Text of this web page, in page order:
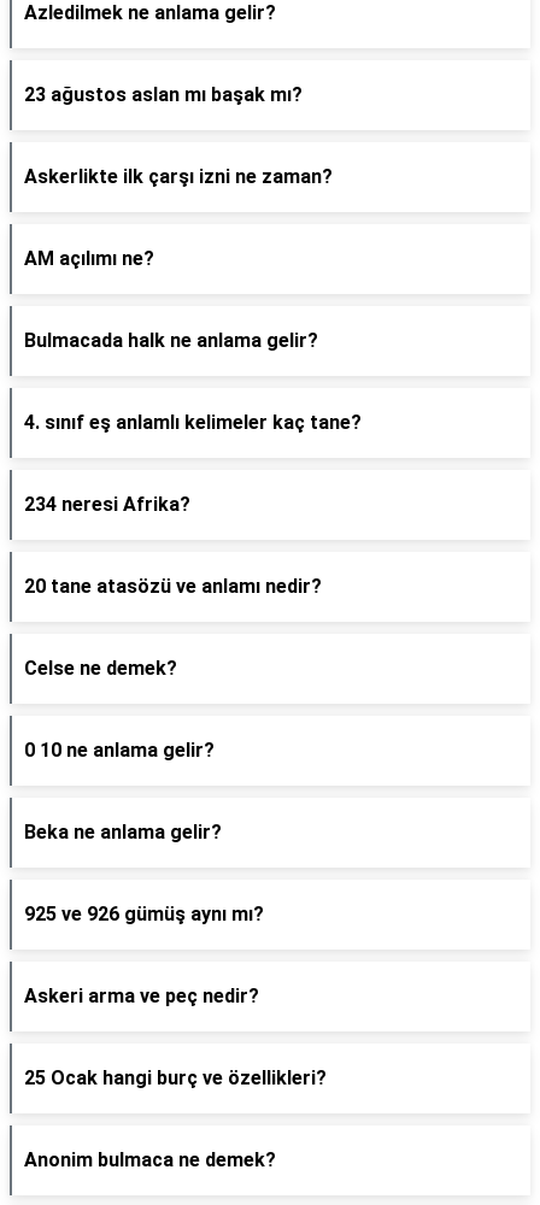
Azledilmek ne anlama gelir?
23 ağustos aslan mı başak mı?
Askerlikte ilk çarşı izni ne zaman?
AM açılımı ne?
Bulmacada halk ne anlama gelir?
4. sınıf eş anlamlı kelimeler kaç tane?
234 neresi Afrika?
20 tane atasözü ve anlamı nedir?
Celse ne demek?
0 10 ne anlama gelir?
Beka ne anlama gelir?
925 ve 926 gümüş aynı mı?
Askeri arma ve peç nedir?
25 Ocak hangi burç ve özellikleri?
Anonim bulmaca ne demek?